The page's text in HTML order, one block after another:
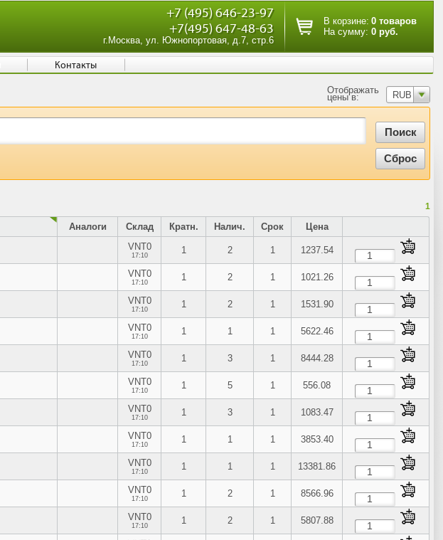
RUB
Отображать
цены в:
1
Аналоги Склад Кратн. Налич. Срок Цена
VNT0
17:10 1 2 1 1237.54
VNT0
17:10 1 2 1 1021.26
VNT0
17:10 1 2 1 1531.90
VNT0
17:10 1 1 1 5622.46
VNT0
17:10 1 3 1 8444.28
VNT0
17:10 1 5 1 556.08
VNT0
17:10 1 3 1 1083.47
VNT0
17:10 1 1 1 3853.40
VNT0
17:10 1 1 1 13381.86
VNT0
17:10 1 2 1 8566.96
VNT0
17:10 1 2 1 5807.88
Контакты
+7 (495) 646-23-97
+7(495) 647-48-63
г.Москва, ул. Южнопортовая, д.7, стр.6
В корзине: 0 товаров
На сумму: 0 руб.